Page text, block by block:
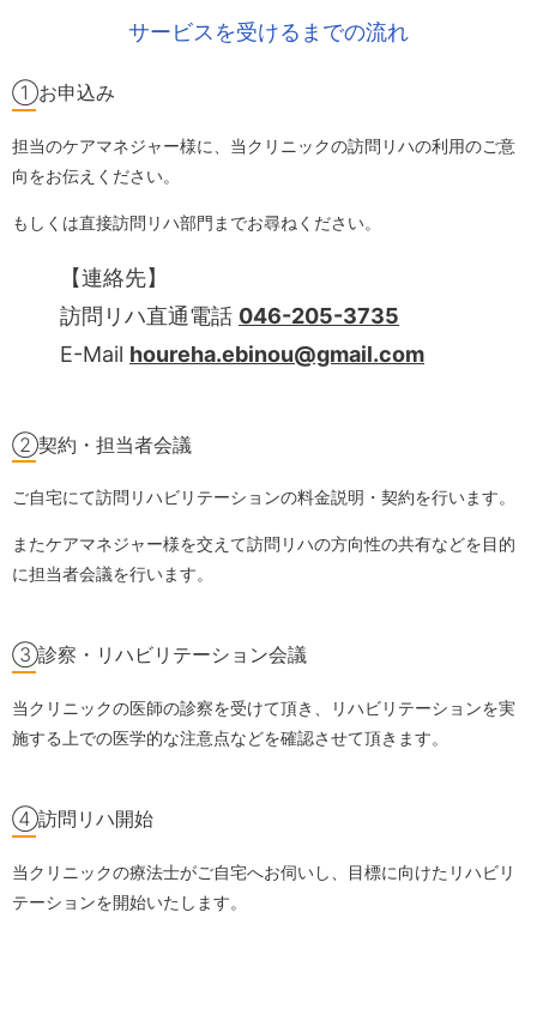
サービスを受けるまでの流れ
①お申込み
担当のケアマネジャー様に、当クリニックの訪問リハの利用のご意
向をお伝えください。
もしくは直接訪問リハ部門までお尋ねください。
【連絡先】
訪問リハ直通電話 046-205-3735
E-Mail houreha.ebinou@gmail.com
②契約・担当者会議
ご自宅にて訪問リハビリテーションの料金説明・契約を行います。
またケアマネジャー様を交えて訪問リハの方向性の共有などを目的
に担当者会議を行います。
③診察・リハビリテーション会議
当クリニックの医師の診察を受けて頂き、リハビリテーションを実
施する上での医学的な注意点などを確認させて頂きます。
④訪問リハ開始
当クリニックの療法士がご自宅へお伺いし、目標に向けたリハビリ
テーションを開始いたします。